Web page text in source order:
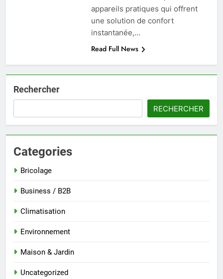
appareils pratiques qui offrent
une solution de confort
instantanée,…
Read Full News
Rechercher
RECHERCHER
Categories
Bricolage
Business / B2B
Climatisation
Environnement
Maison & Jardin
Uncategorized